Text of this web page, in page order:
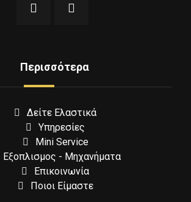
Περισσότερα
Δείτε Ελαστικά
Υπηρεσίες
Mini Service
Εξοπλισμος - Μηχανήματα
Επικοινωνία
Ποιοι Είμαστε